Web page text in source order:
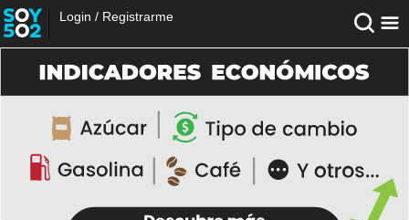
Login / Registrarme